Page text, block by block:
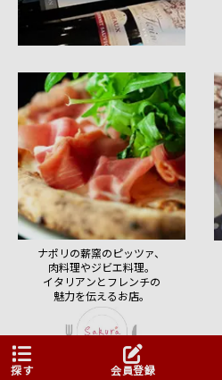
探す 会員登録
ナポリの薪窯のピッツァ、
肉料理やジビエ料理。
イタリアンとフレンチの
魅力を伝えるお店。